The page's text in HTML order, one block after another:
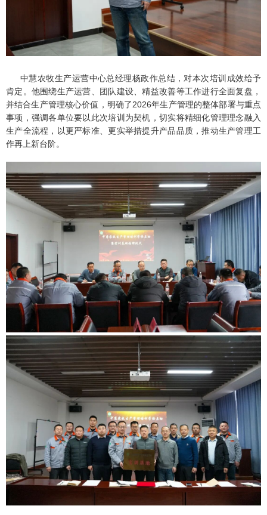
中慧农牧生产运营中心总经理杨政作总结，对本次培训成效给予
肯定。他围绕生产运营、团队建设、精益改善等工作进行全面复盘，
并结合生产管理核心价值，明确了2026年生产管理的整体部署与重点
事项，强调各单位要以此次培训为契机，切实将精细化管理理念融入
生产全流程，以更严标准、更实举措提升产品品质，推动生产管理工
作再上新台阶。